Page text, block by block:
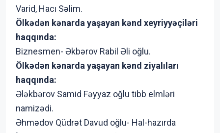
Varid, Hacı Səlim.
Ölkədən kənarda yaşayan kənd xeyriyyəçiləri
haqqında:
Biznesmen- Əkbərov Rabil Əli oğlu.
Ölkədən kənarda yaşayan kənd ziyalıları
haqqında:
Ələkbərov Samid Fəyyaz oğlu tibb elmləri
namizədi.
Əhmədov Qüdrət Davud oğlu- Hal-hazırda